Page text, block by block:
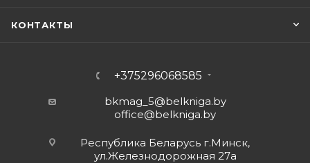
КОНТАКТЫ
+375296068585
bkmag_5@belkniga.by
office@belkniga.by
Республика Беларусь г.Минск,
ул.Железнодорожная 27а